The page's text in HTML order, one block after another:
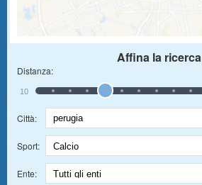
Affina la ricerca
Distanza:
10
Città:
Sport:
Ente: